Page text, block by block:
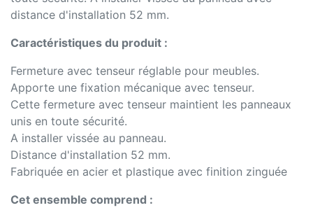
distance d'installation 52 mm.
Caractéristiques du produit :
Fermeture avec tenseur réglable pour meubles.
Apporte une fixation mécanique avec tenseur.
Cette fermeture avec tenseur maintient les panneaux
unis en toute sécurité.
A installer vissée au panneau.
Distance d'installation 52 mm.
Fabriquée en acier et plastique avec finition zinguée
Cet ensemble comprend :